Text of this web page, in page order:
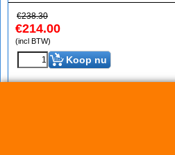
€238.30
€214.00
(incl BTW)
Koop nu